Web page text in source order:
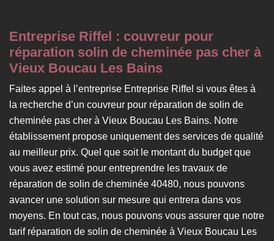
Entreprise Riffel : couvreur pour
réparation solin de cheminée pas cher à
Vieux Boucau Les Bains
Faites appel à l’entreprise Entreprise Riffel si vous êtes à
la recherche d’un couvreur pour réparation de solin de
cheminée pas cher à Vieux Boucau Les Bains. Notre
établissement propose uniquement des services de qualité
au meilleur prix. Quel que soit le montant du budget que
vous avez estimé pour entreprendre les travaux de
réparation de solin de cheminée 40480, nous pouvons
avancer une solution sur mesure qui entrera dans vos
moyens. En tout cas, nous pouvons vous assurer que notre
tarif réparation de solin de cheminée à Vieux Boucau Les